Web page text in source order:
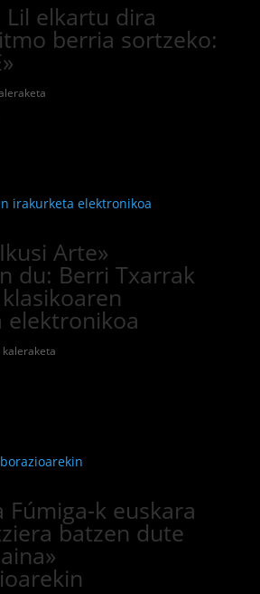
Lil elkartu dira
berria sortzeko:
Arte»
du: Berri Txarrak
elektronikoa
kaleraketa
Fúmiga-k euskara
batzen dute